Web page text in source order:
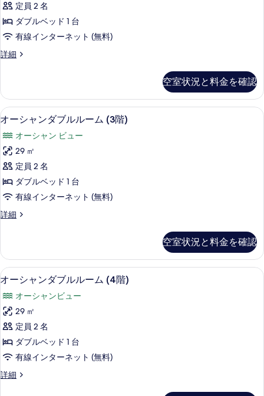
表
示
す
る
ル
ー
ム
(3
す
べ
て
の
写
真
を
表
示
る
ン
ダ
ル
ル
ー
階)
詳
細
Room
(2nd
Floor)
の
て
の
写
真
を
表
示
す
る
定員 2 名
ダブルベッド 1 台
有線インターネット (無料)
詳細
Standard
Floor)
の
詳
空室状況と料金を確認
オ
シ
ャ
ン
ダ
ル
ー
ム
(3
階)
の
す
べ
て
の
オーシャンダブルルーム (3階) | ミニ
9
オーシャンダブルルーム (3階)
オーシャン ビュー
29 ㎡
定員 2 名
ダブルベッド 1 台
有線インターネット (無料)
詳細
オ
ン
ダ
ブ
ル
ー
ム
(3
階)
の
詳
細
空室状況と料金を確認
オ
シ
ャ
ン
ダ
ル
オーシャンダブルルーム (4階) | ミニ
9
オーシャンダブルルーム (4階)
オーシャンビュー
29 ㎡
定員 2 名
ダブルベッド 1 台
有線インターネット (無料)
詳細
オ